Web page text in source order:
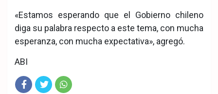
«Estamos esperando que el Gobierno chileno
diga su palabra respecto a este tema, con mucha
esperanza, con mucha expectativa», agregó.
ABI